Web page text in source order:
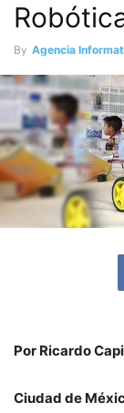
By Agencia
Por Ricardo
Ciudad de